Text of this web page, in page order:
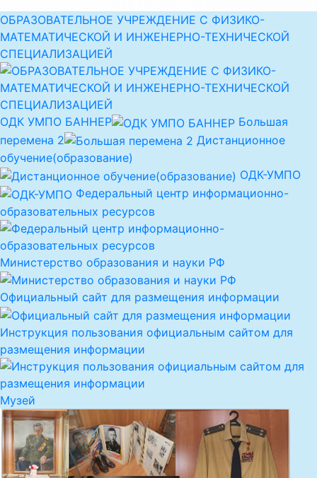
ОБРАЗОВАТЕЛЬНОЕ УЧРЕЖДЕНИЕ С ФИЗИКО-
МАТЕМАТИЧЕСКОЙ И ИНЖЕНЕРНО-ТЕХНИЧЕСКОЙ
СПЕЦИАЛИЗАЦИЕЙ
ОДК УМПО БАННЕР
Большая
перемена 2
Дистанционное
обучение(образование)
ОДК-УМПО
Федеральный центр информационно-
образовательных ресурсов
Министерство образования и науки РФ
Официальный сайт для размещения информации
Инструкция пользования официальным сайтом для
размещения информации
Музей